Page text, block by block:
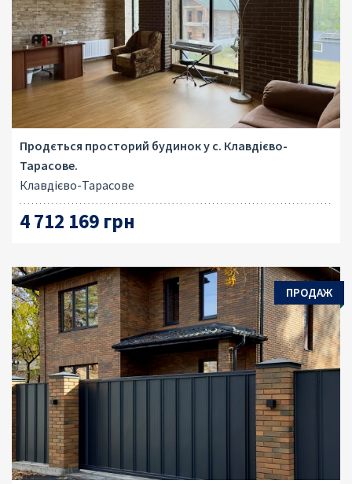
Продється просторий будинок у с. Клавдієво-
Тарасове.
Клавдієво-Тарасове
4 712 169 грн
ПРОДАЖ